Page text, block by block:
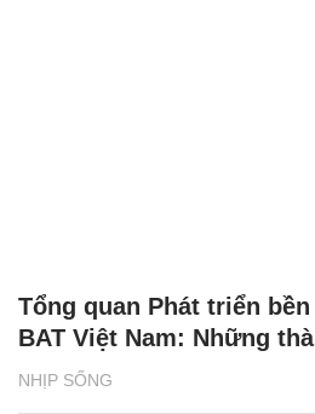
NHỊP SỐNG
Tổng quan Phát triển
BAT Việt Nam: Những